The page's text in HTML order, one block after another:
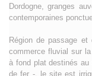
Dordogne, granges
contemporaines
Région de passage et de circulation intenses, en particulier grâce au commerce fluvial sur la Dordogne et aux gabares bateaux traditionnels à fond plat destinés au commerce florissant jusqu'à l'arrivée du chemin de fer -, le site est irrigué par un maillage étoffé de petites routes que jalonnent fréquemment des croix en pierre: lacets "montagnards", route de créte panoramique, ruban plat légèrement sinueux ou axe principal linéaire la D940 -bordé de platanes en fond de vallée. Le fond de vallée ample et plat permet une occupation du sol par l'agriculture et l'industrie plus marquée qu'en amont de Beaulieu-sur-Dordogne: cultures, vastes prairies planes, peupleraies, gravières et parcs d'activités industrielles ou commerciales se partagent la plaine alluviale souvent drainée, parfois remblayée. Sur les coteaux, les vignes qui couvraient 25 à 50% du territoire en 1862 - à leur apogée avant les épidémies de phylloxera et d'oïdium - sont désormais très discrètes avec des cabanes en pierre dispersées sur les pentes ou des petites parcelles ponctuelles. Malgré une diminution des terres cultivées, bois, pâtures et vergers se partagent équitable-ment les versants. Le noyer est bien présent sous forme de noyeraies, d'alignements en limite de parcelle ou en ponctuation au bord des routes. Depuis quelques années, la culture de la fraise se développe. De manière générale, la végétation révèle globalement un climat beaucoup plus doux qu'en amont. Les seuls bourgs en bord de la rivière sont Beaulieu-sur-Dordogne et Liourdres. À une altitude de 146 mètres, Beaulieu-sur-Dordogne se loge dans le creux d'un grand méandre de la Dordogne divisé en plusieurs bras - qui ont sans doute longtemps facilité la traversée de la rivière - au pied d'un versant qui culmine à plus de 200 mètres au-dessus de la ville, lui offrant ainsi une toile de fond boisée des plus pittoresques. La cité s'est développée sur l'emplacement d'un village de pécheurs nommé "Vellinus", autour d'une abbaye bénédictine, l'abbatiale Saint-Pierre classée au titre des monuments historiques en 1843. Cette dernière a été fondée, avec l'aide de 12 moines venus de Solignac - dans la continuité d'un monastère bénédictin, lui-méme fondé après 856 -, par Rodolphe de Turenne, archevéque de Bourges à qui l'on attribue également l'origine du nom de la ville: le texte de fondation de l'abbaye, consigné dans le cartulaire de l'édifice religieux, rapporte que devant la splendeur du lieu, Rodolphe de Turenne ne put s'empécher de le baptiser "bellus locus", soit " beau lieu " en français. Reconstruite à partir du XIIe siècle dans un grès ocre très pâle appareillé en moellons régulièrement taillés et assises, l'abbatiale s'impose comme la plus grande église corrézienne avec ses 62 mètres de long. De style roman, elle possède notamment un portail méridional et un tympan, chef-d'oeuvre remarquablement sculpté vers 1130 à l'abri d'un porche massif évoquant les trois mondes: le ciel, la terre et l'enfer. La cité s'est considérablement enrichie et développée en devenant, dès le Moyen Age, une étape essentielle de pèlerinage sur les chemins de Saint-Jacques-de-Compostelle, entre Limoges et Aurillac